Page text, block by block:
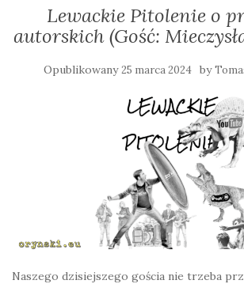
Lewackie Pitolenie o
autorskich (Gość:
Opublikowany25 marca 2024 by
Naszego dzisiejszego gościa nie trzeba